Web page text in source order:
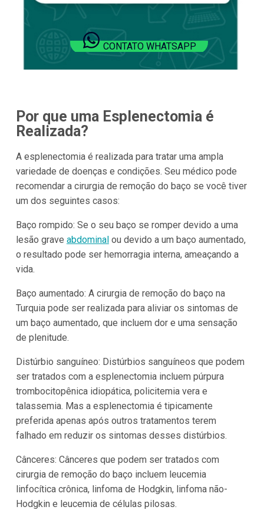
CONTATO WHATSAPP
Por que uma Esplenectomia é
Realizada?
A esplenectomia é realizada para tratar uma ampla
variedade de doenças e condições. Seu médico pode
recomendar a cirurgia de remoção do baço se você tiver
um dos seguintes casos:
Baço rompido: Se o seu baço se romper devido a uma
lesão grave abdominalou devido a um baço aumentado,
o resultado pode ser hemorragia interna, ameaçando a
vida.
Baço aumentado: A cirurgia de remoção do baço na
Turquia pode ser realizada para aliviar os sintomas de
um baço aumentado, que incluem dor e uma sensação
de plenitude.
Distúrbio sanguíneo: Distúrbios sanguíneos que podem
ser tratados com a esplenectomia incluem púrpura
trombocitopênica idiopática, policitemia vera e
talassemia. Mas a esplenectomia é tipicamente
preferida apenas após outros tratamentos terem
falhado em reduzir os sintomas desses distúrbios.
Cânceres: Cânceres que podem ser tratados com
cirurgia de remoção do baço incluem leucemia
linfocítica crônica, linfoma de Hodgkin, linfoma não-
Hodgkin e leucemia de células pilosas.